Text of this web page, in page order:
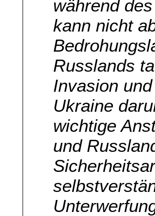
während
kann nicht
Russlands
Invasion
Ukraine
wichtige
und